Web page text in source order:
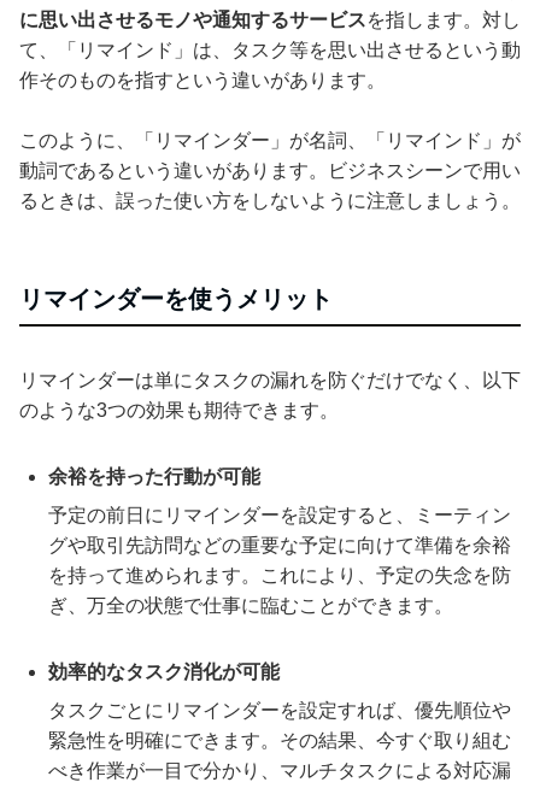
に思い出させるモノや通知するサービスを指します。対し
て、「リマインド」は、タスク等を思い出させるという動
作そのものを指すという違いがあります。
このように、「リマインダー」が名詞、「リマインド」が
動詞であるという違いがあります。ビジネスシーンで用い
るときは、誤った使い方をしないように注意しましょう。
リマインダーを使うメリット
リマインダーは単にタスクの漏れを防ぐだけでなく、以下
のような3つの効果も期待できます。
余裕を持った行動が可能
予定の前日にリマインダーを設定すると、ミーティン
グや取引先訪問などの重要な予定に向けて準備を余裕
を持って進められます。これにより、予定の失念を防
ぎ、万全の状態で仕事に臨むことができます。
効率的なタスク消化が可能
タスクごとにリマインダーを設定すれば、優先順位や
緊急性を明確にできます。その結果、今すぐ取り組む
べき作業が一目で分かり、マルチタスクによる対応漏